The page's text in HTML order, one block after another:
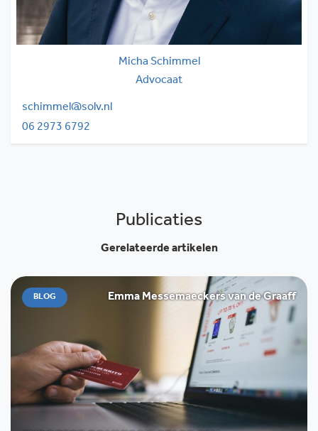
Micha Schimmel
Advocaat
schimmel@solv.nl
06 2973 6792
Publicaties
Gerelateerde artikelen
BLOG Emma Messemaeckers van de Graaff